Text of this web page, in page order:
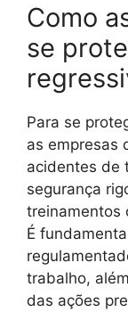
Como
se
Para se
as empresas
acidentes de
segurança
treinamentos
É
trabalho,
das ações